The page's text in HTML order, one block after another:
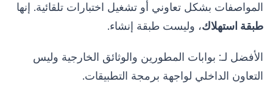
المواصفات بشكل تعاوني أو تشغيل اختبارات تلقائية. إنها
طبقة استهلاك، وليست طبقة إنشاء.
الأفضل لـ: بوابات المطورين والوثائق الخارجية وليس
التعاون الداخلي لواجهة برمجة التطبيقات.